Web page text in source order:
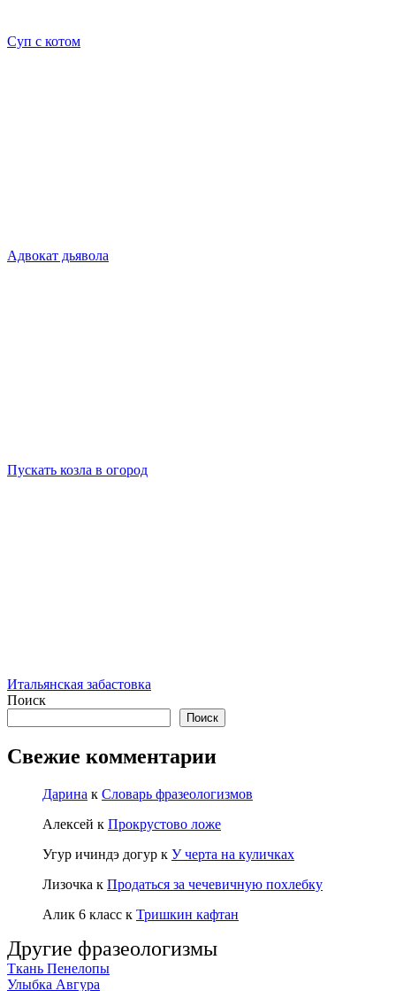
Суп с котом
Адвокат дьявола
Пускать козла в огород
Итальянская забастовка
Поиск
Поиск
Свежие комментарии
Дарина к Словарь фразеологизмов
Алексей к Прокрустово ложе
Угур ичиндэ догур к У черта на куличках
Лизочка к Продаться за чечевичную похлебку
Алик 6 класс к Тришкин кафтан
Другие фразеологизмы
Ткань Пенелопы
Улыбка Авгура